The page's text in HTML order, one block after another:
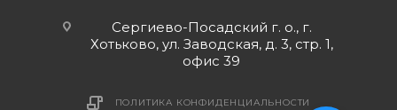
Сергиево-Посадский г. о., г.
Хотьково, ул. Заводская, д. 3, стр. 1,
офис 39
ПОЛИТИКА КОНФИДЕНЦИАЛЬНОСТИ